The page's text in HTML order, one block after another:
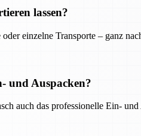
lassen?
einzelne Transporte – ganz
und Auspacken?
auch das professionelle Ein-